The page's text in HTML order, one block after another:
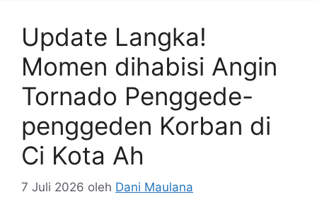
Update Langka!
Momen dihabisi Angin
Tornado Penggede-
penggeden Korban di
Ci Kota Ah
7 Juli 2026 oleh Dani Maulana